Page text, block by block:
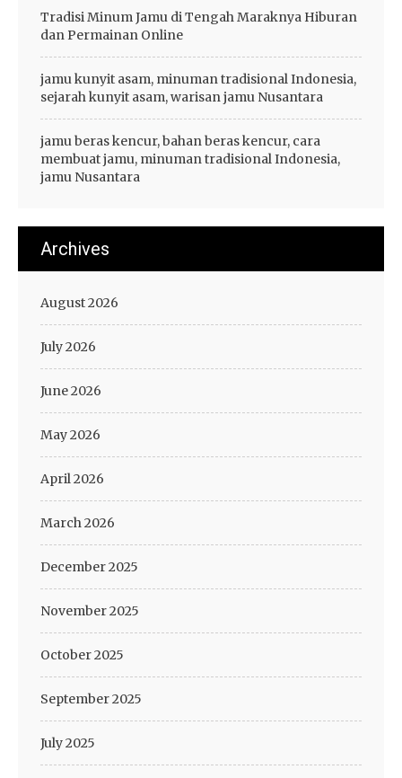
Tradisi Minum Jamu di Tengah Maraknya Hiburan
dan Permainan Online
jamu kunyit asam, minuman tradisional Indonesia,
sejarah kunyit asam, warisan jamu Nusantara
jamu beras kencur, bahan beras kencur, cara
membuat jamu, minuman tradisional Indonesia,
jamu Nusantara
Archives
August 2026
July 2026
June 2026
May 2026
April 2026
March 2026
December 2025
November 2025
October 2025
September 2025
July 2025